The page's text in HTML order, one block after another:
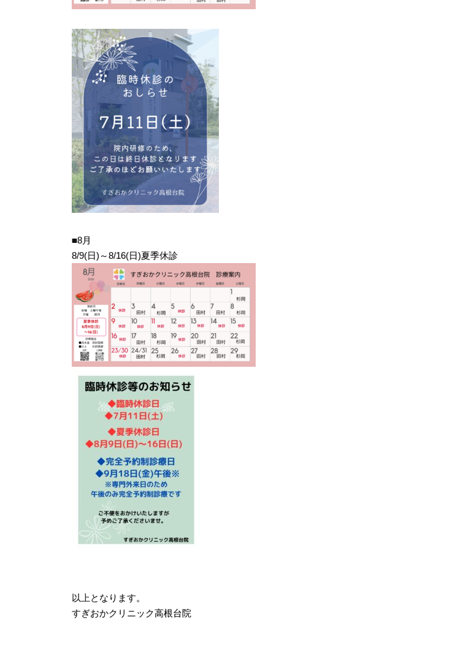
■8月
8/9(日)～8/16(日)夏季休診
以上となります。
すぎおかクリニック高根台院